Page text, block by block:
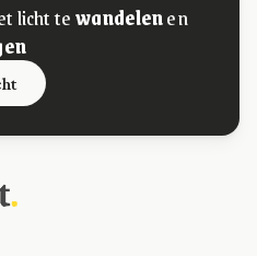
licht tewandelenen